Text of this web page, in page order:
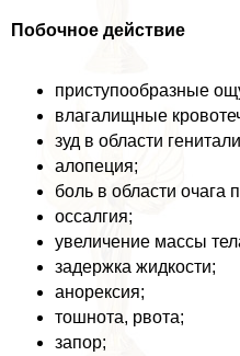
Побочное действие
приступообразные
влагалищные
зуд в области
алопеция;
боль в области очага
оссалгия;
увеличение массы
задержка жидкости;
анорексия;
тошнота, рвота;
запор;